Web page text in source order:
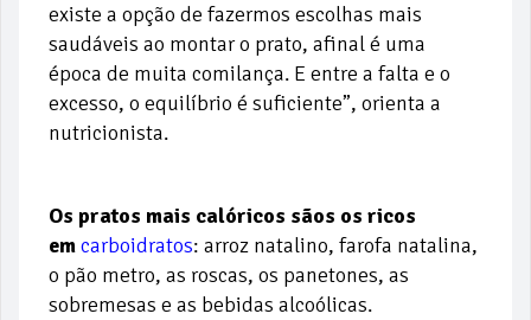
existe a opção de fazermos escolhas mais
saudáveis ao montar o prato, afinal é uma
época de muita comilança. E entre a falta e o
excesso, o equilíbrio é suficiente”, orienta a
nutricionista.
Os pratos mais calóricos sãos os ricos
emcarboidratos: arroz natalino, farofa natalina,
o pão metro, as roscas, os panetones, as
sobremesas e as bebidas alcoólicas.